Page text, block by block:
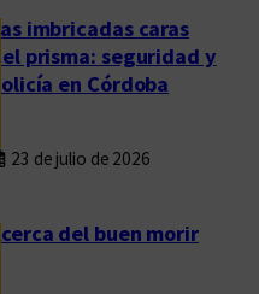
Las imbricadas caras
del prisma: seguridad y
policía en Córdoba
23 de julio de 2026
Acerca del buen morir